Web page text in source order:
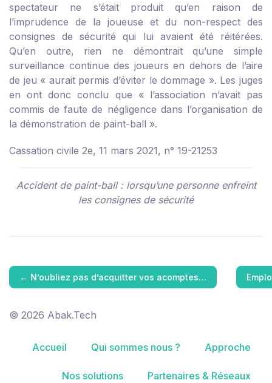
spectateur ne s’était produit qu’en raison de
l’imprudence de la joueuse et du non-respect des
consignes de sécurité qui lui avaient été réitérées.
Qu’en outre, rien ne démontrait qu’une simple
surveillance continue des joueurs en dehors de l’aire
de jeu « aurait permis d’éviter le dommage ». Les juges
en ont donc conclu que « l’association n’avait pas
commis de faute de négligence dans l’organisation de
la démonstration de paint-ball ».
Cassation civile 2e, 11 mars 2021, n° 19-21253
Accident de paint-ball : lorsqu’une personne enfreint
les consignes de sécurité
← N’oubliez pas d’acquitter vos acomptes…
© 2026 Abak.Tech
Accueil Qui sommes nous ? Approche
Nos solutions Partenaires & Réseaux